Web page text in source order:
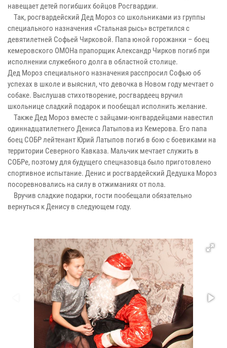
навещает детей погибших бойцов Росгвардии.
Так, росгвардейский Дед Мороз со школьниками из группы
специального назначения «Стальная рысь» встретился с
девятилетней Софьей Чирковой. Папа юной горожанки – боец
кемеровского ОМОНа прапорщик Александр Чирков погиб при
исполнении служебного долга в областной столице.
Дед Мороз специального назначения расспросил Софью об
успехах в школе и выяснил, что девочка в Новом году мечтает о
собаке. Выслушав стихотворение, росгвардеец вручил
школьнице сладкий подарок и пообещал исполнить желание.
Также Дед Мороз вместе с зайцами-юнгвардейцами навестил
одиннадцатилетнего Дениса Латыпова из Кемерова. Его папа
боец СОБР лейтенант Юрий Латыпов погиб в бою с боевиками на
территории Северного Кавказа. Мальчик мечтает служить в
СОБРе, поэтому для будущего спецназовца было приготовлено
спортивное испытание. Денис и росгвардейский Дедушка Мороз
посоревновались на силу в отжиманиях от пола.
Вручив сладкие подарки, гости пообещали обязательно
вернуться к Денису в следующем году.